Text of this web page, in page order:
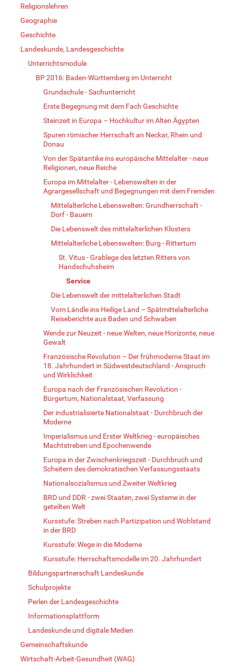
Religionslehren
Geographie
Geschichte
Landeskunde, Landesgeschichte
Unterrichtsmodule
BP 2016: Baden-Württemberg im Unterricht
Grundschule - Sachunterricht
Erste Begegnung mit dem Fach Geschichte
Steinzeit in Europa – Hochkultur im Alten Ägypten
Spuren römischer Herrschaft an Neckar, Rhein und
Donau
Von der Spätantike ins europäische Mittelalter - neue
Religionen, neue Reiche
Europa im Mittelalter - Lebenswelten in der
Agrargesellschaft und Begegnungen mit dem Fremden
Mittelalterliche Lebenswelten: Grundherrschaft -
Dorf - Bauern
Die Lebenswelt des mittelalterlichen Klosters
Mittelalterliche Lebenswelten: Burg - Rittertum
St. Vitus - Grablege des letzten Ritters von
Handschuhsheim
Service
Die Lebenswelt der mittelalterlichen Stadt
Vom Ländle ins Heilige Land – Spätmittelalterliche
Reiseberichte aus Baden und Schwaben
Wende zur Neuzeit - neue Welten, neue Horizonte, neue
Gewalt
Französische Revolution – Der frühmoderne Staat im
18. Jahrhundert in Südwestdeutschland - Anspruch
und Wirklichkeit
Europa nach der Französischen Revolution -
Bürgertum, Nationalstaat, Verfassung
Der industrialisierte Nationalstaat - Durchbruch der
Moderne
Imperialismus und Erster Weltkrieg - europäisches
Machtstreben und Epochenwende
Europa in der Zwischenkriegszeit - Durchbruch und
Scheitern des demokratischen Verfassungsstaats
Nationalsozialismus und Zweiter Weltkrieg
BRD und DDR - zwei Staaten, zwei Systeme in der
geteilten Welt
Kursstufe: Streben nach Partizipation und Wohlstand
in der BRD
Kursstufe: Wege in die Moderne
Kursstufe: Herrschaftsmodelle im 20. Jahrhundert
Bildungspartnerschaft Landeskunde
Schulprojekte
Perlen der Landesgeschichte
Informationsplattform
Landeskunde und digitale Medien
Gemeinschaftskunde
Wirtschaft-Arbeit-Gesundheit (WAG)